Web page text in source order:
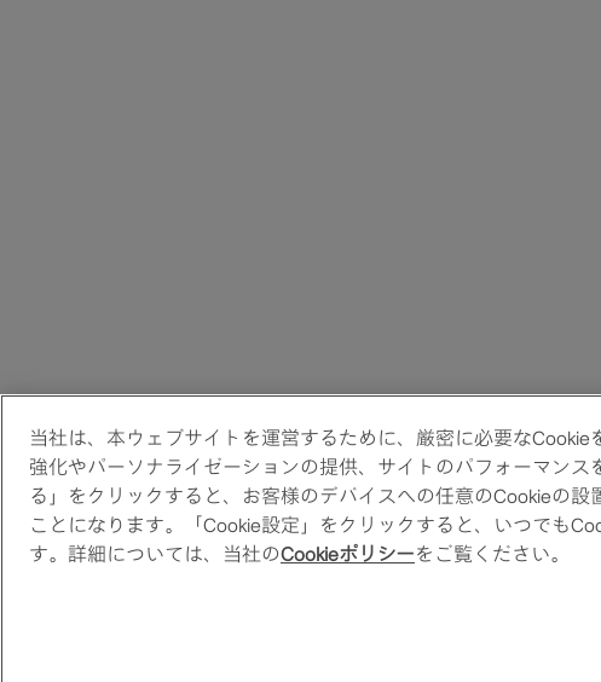
当社は、本ウェブサイトを運営するために、厳密に必要な
強化やパーソナライゼーションの提供、サイトのパフォーマン
る」をクリックすると、お客様のデバイスへの任意のCookieの
ことになります。「Cookie設定」をクリックすると、いつでも
す。詳細については、当社のCookieポリシーをご覧ください。